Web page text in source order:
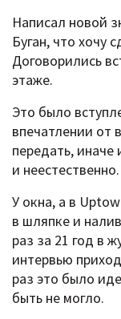
Написал новой
Буган, что хочу
Договорились
этаже.
Это было
впечатлении от
передать,
и неестественно.
У окна, а в
в шляпке и
раз за 21 год в
интервью
раз это было
быть не могло.